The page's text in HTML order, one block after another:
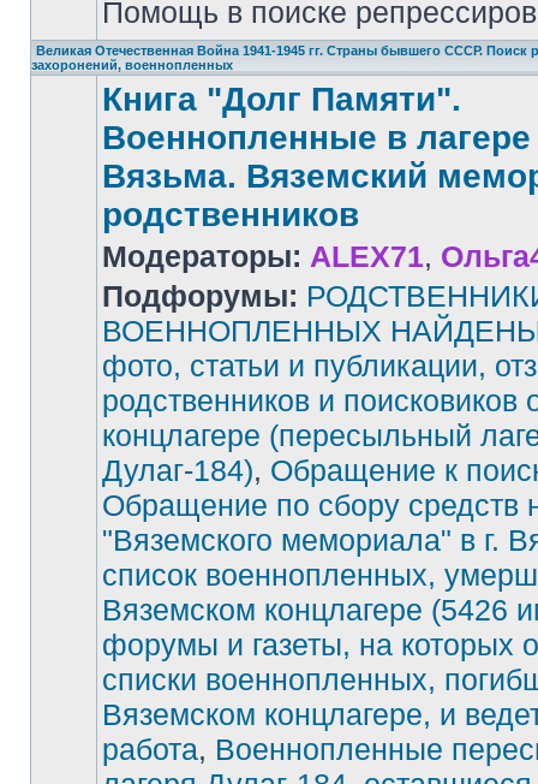
сообщений
Помощь в поиске
Великая Отечественная Война 1941-1945 гг. Страны бывшего СССР. Поиск
захоронений, военнопленных
Книга "Долг Памяти".
Военнопленные в лагере
Вязьма. Вяземский
родственников
Модераторы: ALEX71,
Подфорумы:
ВОЕННОПЛЕННЫХ
фото, статьи и публикации,
родственников и поисковиков
концлагере (пересыльный
Дулаг-184), Обращение к
Обращение по сбору средств
"Вяземского мемориала" в г.
список военнопленных,
Вяземском концлагере (5426
форумы и газеты, на которых
списки военнопленных,
Вяземском концлагере, и
работа, Военнопленные